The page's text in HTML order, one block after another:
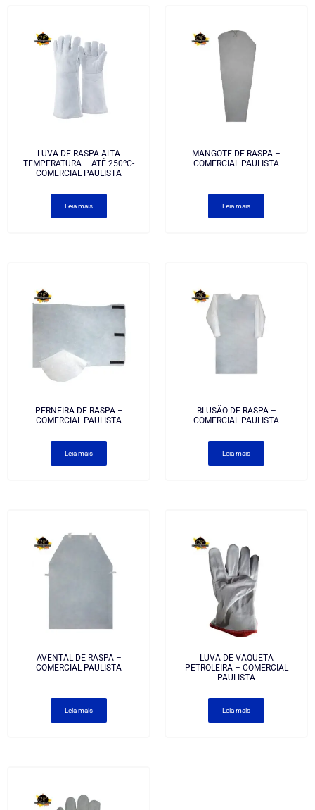
LUVA DE RASPA ALTA
TEMPERATURA – ATÉ 250ºC-
COMERCIAL PAULISTA
Leia mais
MANGOTE DE RASPA –
COMERCIAL PAULISTA
Leia mais
PERNEIRA DE RASPA –
COMERCIAL PAULISTA
Leia mais
BLUSÃO DE RASPA –
COMERCIAL PAULISTA
Leia mais
AVENTAL DE RASPA –
COMERCIAL PAULISTA
Leia mais
LUVA DE VAQUETA
PETROLEIRA – COMERCIAL
PAULISTA
Leia mais